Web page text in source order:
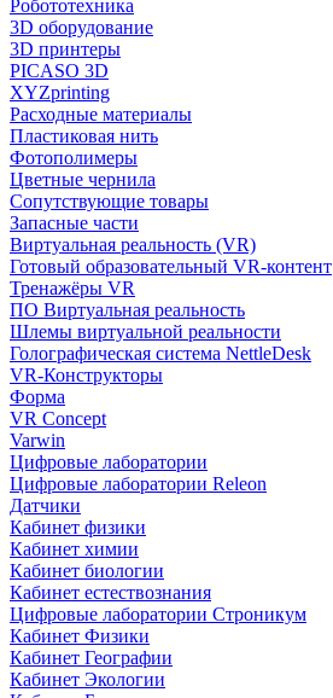
Робототехника
3D оборудование
3D принтеры
PICASO 3D
XYZprinting
Расходные материалы
Пластиковая нить
Фотополимеры
Цветные чернила
Сопутствующие товары
Запасные части
Виртуальная реальность (VR)
Готовый образовательный VR-контент
Тренажёры VR
ПО Виртуальная реальность
Шлемы виртуальной реальности
Голографическая система NettleDesk
VR-Конструкторы
Форма
VR Concept
Varwin
Цифровые лаборатории
Цифровые лаборатории Releon
Датчики
Кабинет физики
Кабинет химии
Кабинет биологии
Кабинет естествознания
Цифровые лаборатории Строникум
Кабинет Физики
Кабинет Географии
Кабинет Экологии